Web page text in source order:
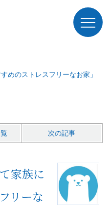
めのストレスフリーなお家」
次の記事
家族に
リーな